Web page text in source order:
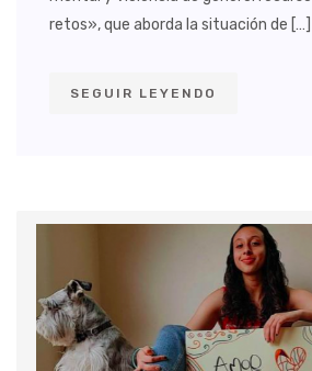
retos», que aborda la situación de […]
SEGUIR LEYENDO